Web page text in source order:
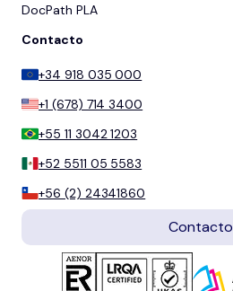
DocPath PLA
Contacto
+34 918 035 000
+1 (678) 714 3400
+55 11 3042 1203
+52 5511 05 5583
+56 (2) 24341860
Contacto